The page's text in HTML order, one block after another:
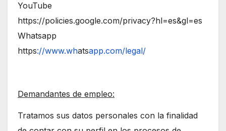
YouTube
https://policies.google.com/privacy?hl=es&gl=es
Whatsapp
https://www.whatsapp.com/legal/
Demandantes de empleo:
Tratamos sus datos personales con la finalidad